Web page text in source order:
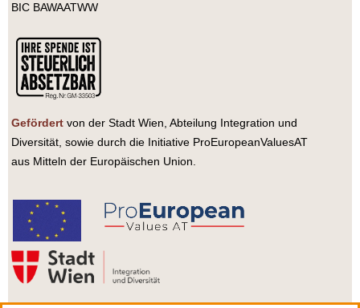
BIC BAWAATWW
Gefördert von der Stadt Wien, Abteilung Integration und
Diversität, sowie durch die Initiative ProEuropeanValuesAT
aus Mitteln der Europäischen Union.